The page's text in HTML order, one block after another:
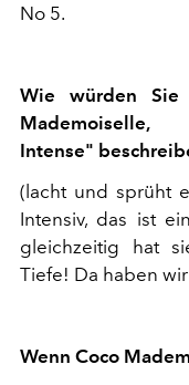
No 5.
Wie würden
Intense"
(lacht und sprüht
Intensiv, das ist
gleichzeitig hat
Tiefe! Da haben
Wenn Coco